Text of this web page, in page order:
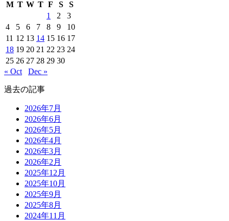
M T W T F S
S
1
2
3
4
5 6 7 8 9
10
11 12 13 14 15 16 17
18 19 20 21 22 23 24
25 26 27 28 29 30
« Oct
Dec »
過去の記事
2026年7月
2026年6月
2026年5月
2026年4月
2026年3月
2026年2月
2025年12月
2025年10月
2025年9月
2025年8月
2024年11月